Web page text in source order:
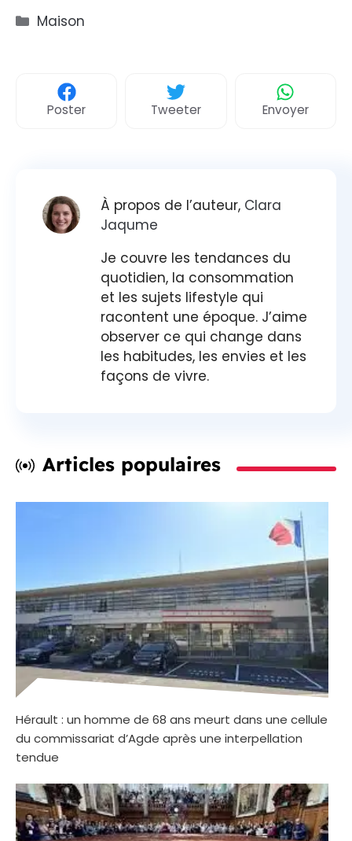
Catégories
Maison
Poster Tweeter Envoyer
À propos de l’auteur, Clara
Jaqume
Je couvre les tendances du
quotidien, la consommation
et les sujets lifestyle qui
racontent une époque. J’aime
observer ce qui change dans
les habitudes, les envies et les
façons de vivre.
Articles populaires
Hérault : un homme de 68 ans meurt dans une cellule
du commissariat d’Agde après une interpellation
tendue